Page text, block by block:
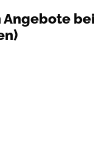
Angebote bei